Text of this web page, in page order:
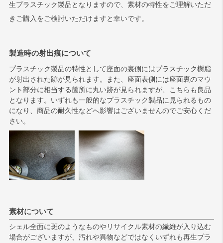
生プラスチック製品となりますので、素材の特性をご理解いただ
きご購入をご検討いただけますと幸いです。
製造時の射出痕について
プラスチック製品の特性として座面の裏側にはプラスチック樹脂
が射出された跡が見られます。また、座面表側には座面裏のマウ
ント部分に相当する箇所に丸い跡が見られますが、こちらも良品
となります。いずれも一般的なプラスチック製品に見られるもの
になり、商品の耐久性などへ影響はございませんのでご安心くだ
さい。
素材について
シェル全面に斑のようなものやリサイクル素材の繊維が入り込む
場合がございますが、汚れや異物などではなくいずれも再生プラ